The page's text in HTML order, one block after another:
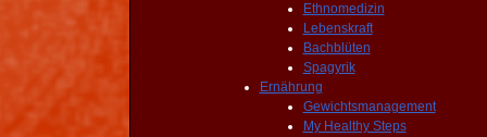
Ethnomedizin
Lebenskraft
Bachblüten
Spagyrik
Ernährung
Gewichtsmanagement
My Healthy Steps